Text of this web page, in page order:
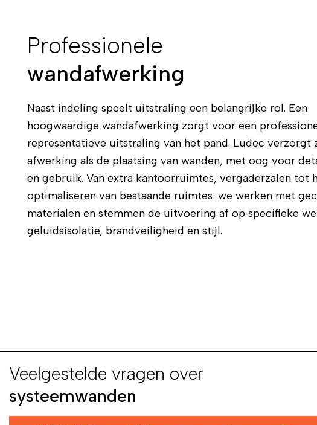
Professionele
wandafwerking
Naast indeling speelt uitstraling een belangrijke rol. Een
hoogwaardige wandafwerking zorgt voor een
representatieve uitstraling van het pand. Ludec verzorgt
afwerking als de plaatsing van wanden, met oog voor
en gebruik. Van extra kantoorruimtes, vergaderzalen tot
optimaliseren van bestaande ruimtes: we werken met
materialen en stemmen de uitvoering af op specifieke
geluidsisolatie, brandveiligheid en stijl.
Veelgestelde vragen over
systeemwanden